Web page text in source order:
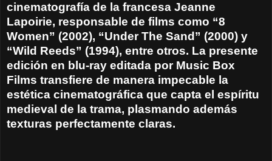
cinematografía de la francesa Jeanne
Lapoirie, responsable de films como “8
Women” (2002), “Under The Sand” (2000) y
“Wild Reeds” (1994), entre otros. La presente
edición en blu-ray editada por Music Box
Films transfiere de manera impecable la
estética cinematográfica que capta el espíritu
medieval de la trama, plasmando además
texturas perfectamente claras.